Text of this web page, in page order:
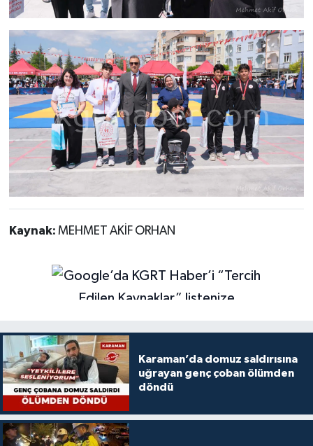
Kaynak: MEHMET AKİF ORHAN
Karaman’da domuz saldırısına
uğrayan genç çoban ölümden
döndü